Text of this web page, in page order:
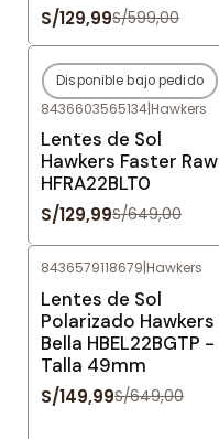
S/129,99S/599,00
-80%OFF
Agotado
Disponible bajo pedido
8436603565134|Hawkers
Lentes de Sol
Hawkers Faster Raw
HFRA22BLT0
S/129,99S/649,00
8436579118679|Hawkers
Lentes de Sol
Polarizado Hawkers
Bella HBEL22BGTP -
Talla 49mm
S/149,99S/649,00